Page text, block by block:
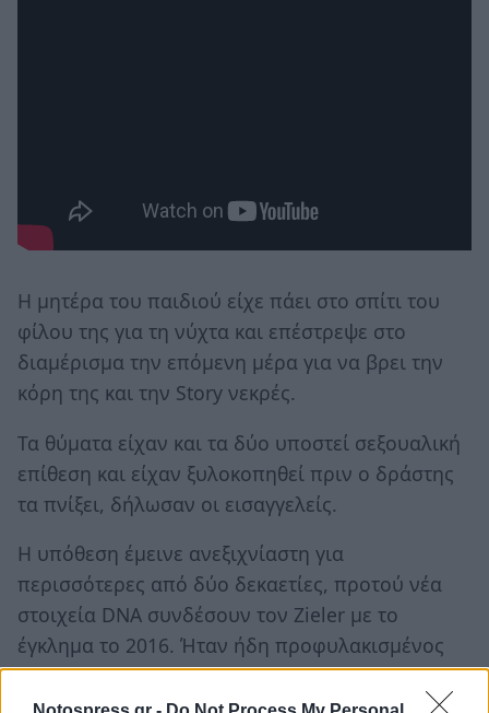
Η μητέρα του παιδιού είχε πάει στο σπίτι του
φίλου της για τη νύχτα και επέστρεψε στο
διαμέρισμα την επόμενη μέρα για να βρει την
κόρη της και την Story νεκρές.
Τα θύματα είχαν και τα δύο υποστεί σεξουαλική
επίθεση και είχαν ξυλοκοπηθεί πριν ο δράστης
τα πνίξει, δήλωσαν οι εισαγγελείς.
Η υπόθεση έμεινε ανεξιχνίαστη για
περισσότερες από δύο δεκαετίες, προτού νέα
στοιχεία DNA συνδέσουν τον Zieler με το
έγκλημα το 2016. Ήταν ήδη προφυλακισμένος
για επίθεση στον θετό του γιο όταν του
απαγγέλθηκαν κατηγορίες για τη διπλή